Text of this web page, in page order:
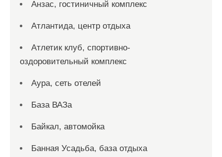
Анзас, гостиничный комплекс
Атлантида, центр отдыха
Атлетик клуб, спортивно-
оздоровительный комплекс
Аура, сеть отелей
База ВАЗа
Байкал, автомойка
Банная Усадьба, база отдыха